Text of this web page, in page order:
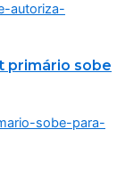
primário sobe